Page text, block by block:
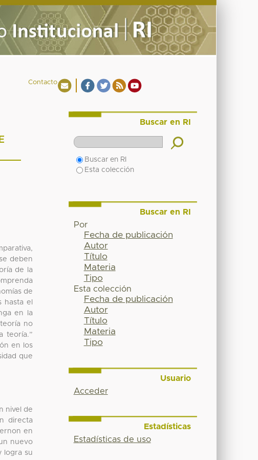
Contacto
deben
de la
de
hasta el
en la
no
teoría.”
en los
que
nivel de
directa
en
nuevo
logra su
Buscar en RI
Buscar en RI
Esta colección
Buscar en RI
Por
Fecha de publicación
Autor
Título
Materia
Tipo
Esta colección
Fecha de publicación
Autor
Título
Materia
Tipo
Usuario
Acceder
Estadísticas
Estadísticas de uso